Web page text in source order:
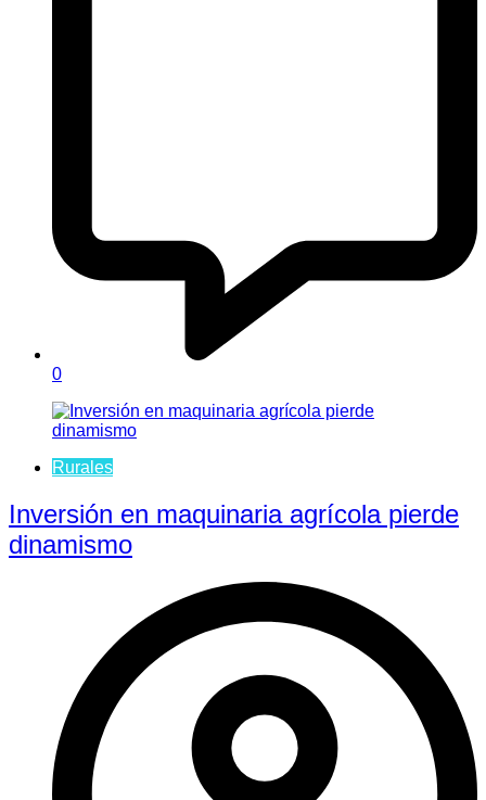
0
Rurales
Inversión en maquinaria agrícola pierde
dinamismo